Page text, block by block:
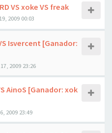
VS xoke VS freak
2009 00:03
Isvercent [Ganador:
2009 23:26
AinoS [Ganador: xok
2009 23:49